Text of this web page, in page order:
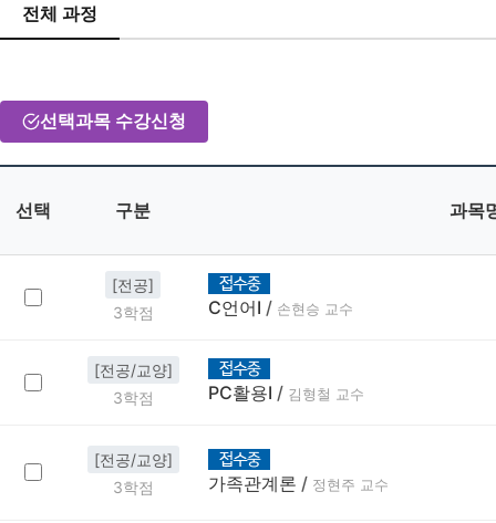
전체 과정
선택과목 수강신청
선택 구분 과목
[전공]
3학점
C언어Ⅰ / 손현승 교수
[전공/교양]
3학점
PC활용Ⅰ / 김형철 교수
[전공/교양]
3학점
가족관계론 / 정현주 교수